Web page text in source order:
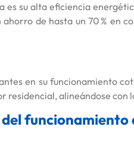
su alta eficiencia
de hasta un 70 % en
en su funcionamiento
residencial, alineándose
funcionamiento